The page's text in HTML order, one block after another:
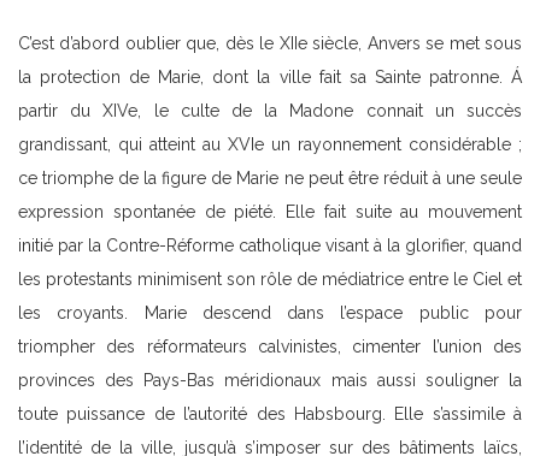
C’est d’abord oublier que, dès le XIIe siècle, Anvers se met sous
la protection de Marie, dont la ville fait sa Sainte patronne. Á
partir du XIVe, le culte de la Madone connait un succès
grandissant, qui atteint au XVIe un rayonnement considérable ;
ce triomphe de la figure de Marie ne peut être réduit à une seule
expression spontanée de piété. Elle fait suite au mouvement
initié par la Contre-Réforme catholique visant à la glorifier, quand
les protestants minimisent son rôle de médiatrice entre le Ciel et
les croyants. Marie descend dans l’espace public pour
triompher des réformateurs calvinistes, cimenter l’union des
provinces des Pays-Bas méridionaux mais aussi souligner la
toute puissance de l’autorité des Habsbourg. Elle s’assimile à
l’identité de la ville, jusqu’à s’imposer sur des bâtiments laïcs,